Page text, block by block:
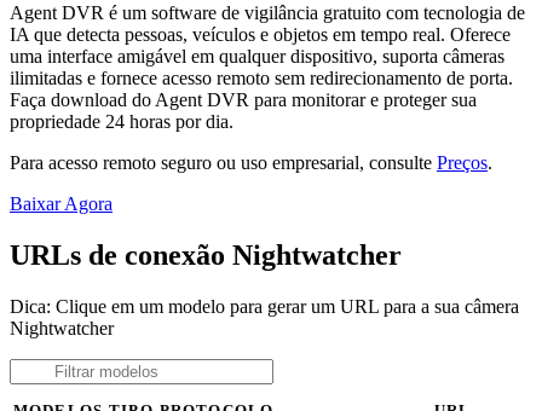
Agent DVR é um software de vigilância gratuito com tecnologia de
IA que detecta pessoas, veículos e objetos em tempo real. Oferece
uma interface amigável em qualquer dispositivo, suporta câmeras
ilimitadas e fornece acesso remoto sem redirecionamento de porta.
Faça download do Agent DVR para monitorar e proteger sua
propriedade 24 horas por dia.
Para acesso remoto seguro ou uso empresarial, consulte Preços.
Baixar Agora
URLs de conexão Nightwatcher
Dica: Clique em um modelo para gerar um URL para a sua câmera
Nightwatcher